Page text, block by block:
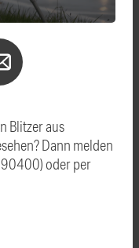
Blitzer aus
Dann melden
oder per